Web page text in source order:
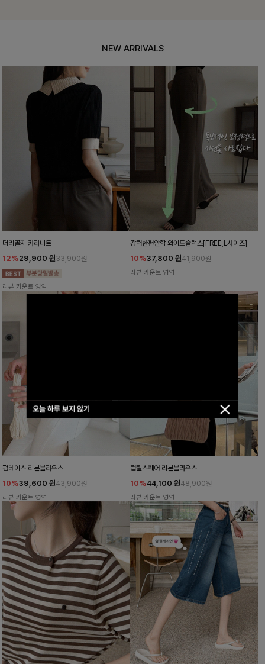
오늘 하루 보지 않기
NEW ARRIVALS
더리골지 카라니트
12%29,900 원33,900원
리뷰 카운트 영역
강력한편안함 와이드슬랙스[FREE,L사이즈]
10%37,800 원41,900원
리뷰 카운트 영역
펌레이스 리본블라우스
10%39,600 원43,900원
리뷰 카운트 영역
럽틸스퀘어 리본블라우스
10%44,100 원48,900원
리뷰 카운트 영역